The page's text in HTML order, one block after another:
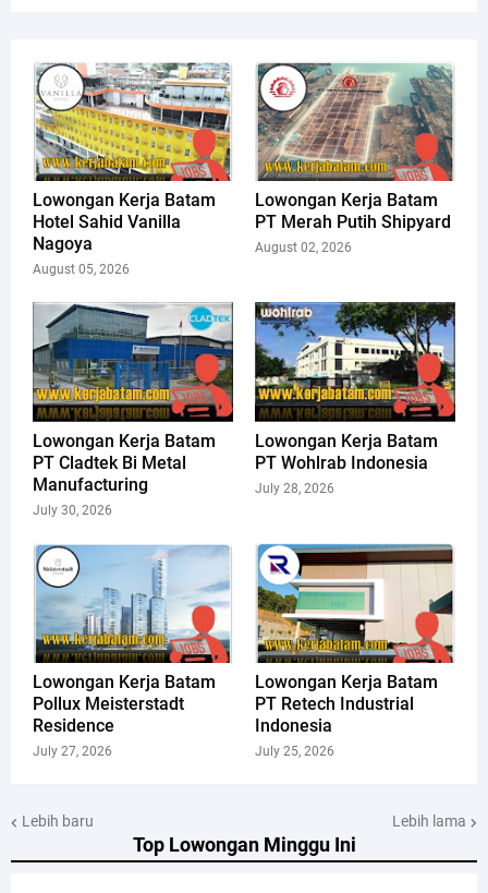
Top Lowongan Minggu Ini
Lowongan Kerja Batam
Hotel Sahid Vanilla
Nagoya
August 05, 2026
Lowongan Kerja Batam
PT Merah Putih Shipyard
August 02, 2026
Lowongan Kerja Batam
PT Cladtek Bi Metal
Manufacturing
July 30, 2026
Lowongan Kerja Batam
PT Wohlrab Indonesia
July 28, 2026
Lowongan Kerja Batam
Pollux Meisterstadt
Residence
July 27, 2026
Lowongan Kerja Batam
PT Retech Industrial
Indonesia
July 25, 2026
Lebih baru Lebih lama